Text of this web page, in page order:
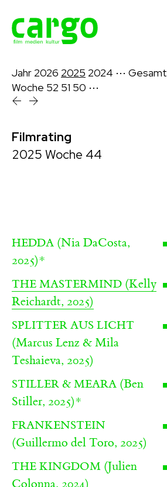
Jahr 2026 2025 2024 ⋯ Gesamt
Woche 52 51 50 ⋯
Filmrating
2025 Woche 44
HEDDA (Nia DaCosta,
2025)*
THE MASTERMIND (Kelly
Reichardt, 2025)
SPLITTER AUS LICHT
(Marcus Lenz & Mila
Teshaieva, 2025)
STILLER & MEARA (Ben
Stiller, 2025)*
FRANKENSTEIN
(Guillermo del Toro, 2025)
THE KINGDOM (Julien
Colonna, 2024)